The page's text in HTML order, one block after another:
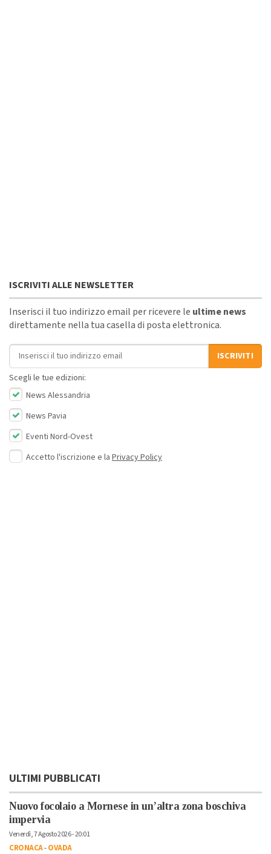
ISCRIVITI ALLE NEWSLETTER
Inserisci il tuo indirizzo email per ricevere le ultime news
direttamente nella tua casella di posta elettronica.
Indirizzo email
ISCRIVITI
Scegli le tue edizioni:
News Alessandria
News Pavia
Eventi Nord-Ovest
Accetto l'iscrizione e la Privacy Policy
ULTIMI PUBBLICATI
Nuovo focolaio a Mornese in un’altra zona boschiva
impervia
Venerdì, 7 Agosto 2026 - 20:01
CRONACA-OVADA